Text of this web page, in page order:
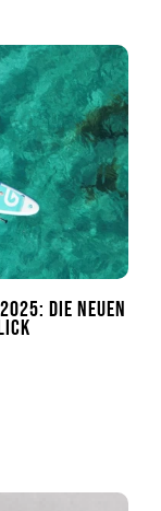
DIE NEUEN